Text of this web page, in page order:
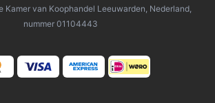
Kamer van Koophandel Leeuwarden, Nederland,
nummer 01104443